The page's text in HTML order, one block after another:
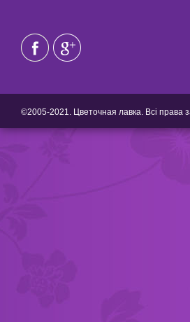
©2005-2021. Цветочная лавка. Всі права